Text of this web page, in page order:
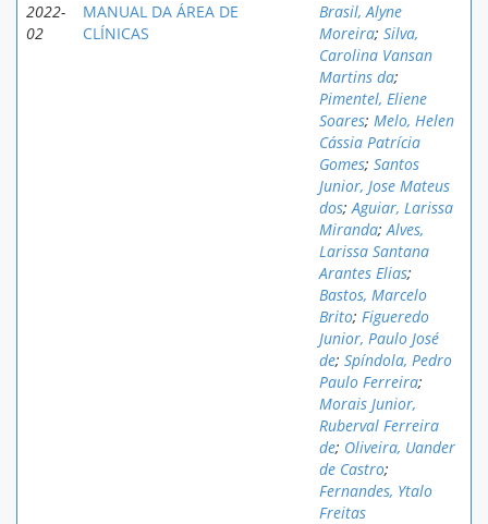
2022-
02
MANUAL DA ÁREA DE
CLÍNICAS
Brasil, Alyne
Moreira; Silva,
Carolina Vansan
Martins da;
Pimentel, Eliene
Soares; Melo, Helen
Cássia Patrícia
Gomes; Santos
Junior, Jose Mateus
dos;Aguiar, Larissa
Miranda;Alves,
Larissa Santana
Arantes Elias;
Bastos, Marcelo
Brito; Figueredo
Junior, Paulo José
de; Spíndola, Pedro
Paulo Ferreira;
Morais Junior,
Ruberval Ferreira
de; Oliveira, Uander
de Castro;
Fernandes, Ytalo
Freitas